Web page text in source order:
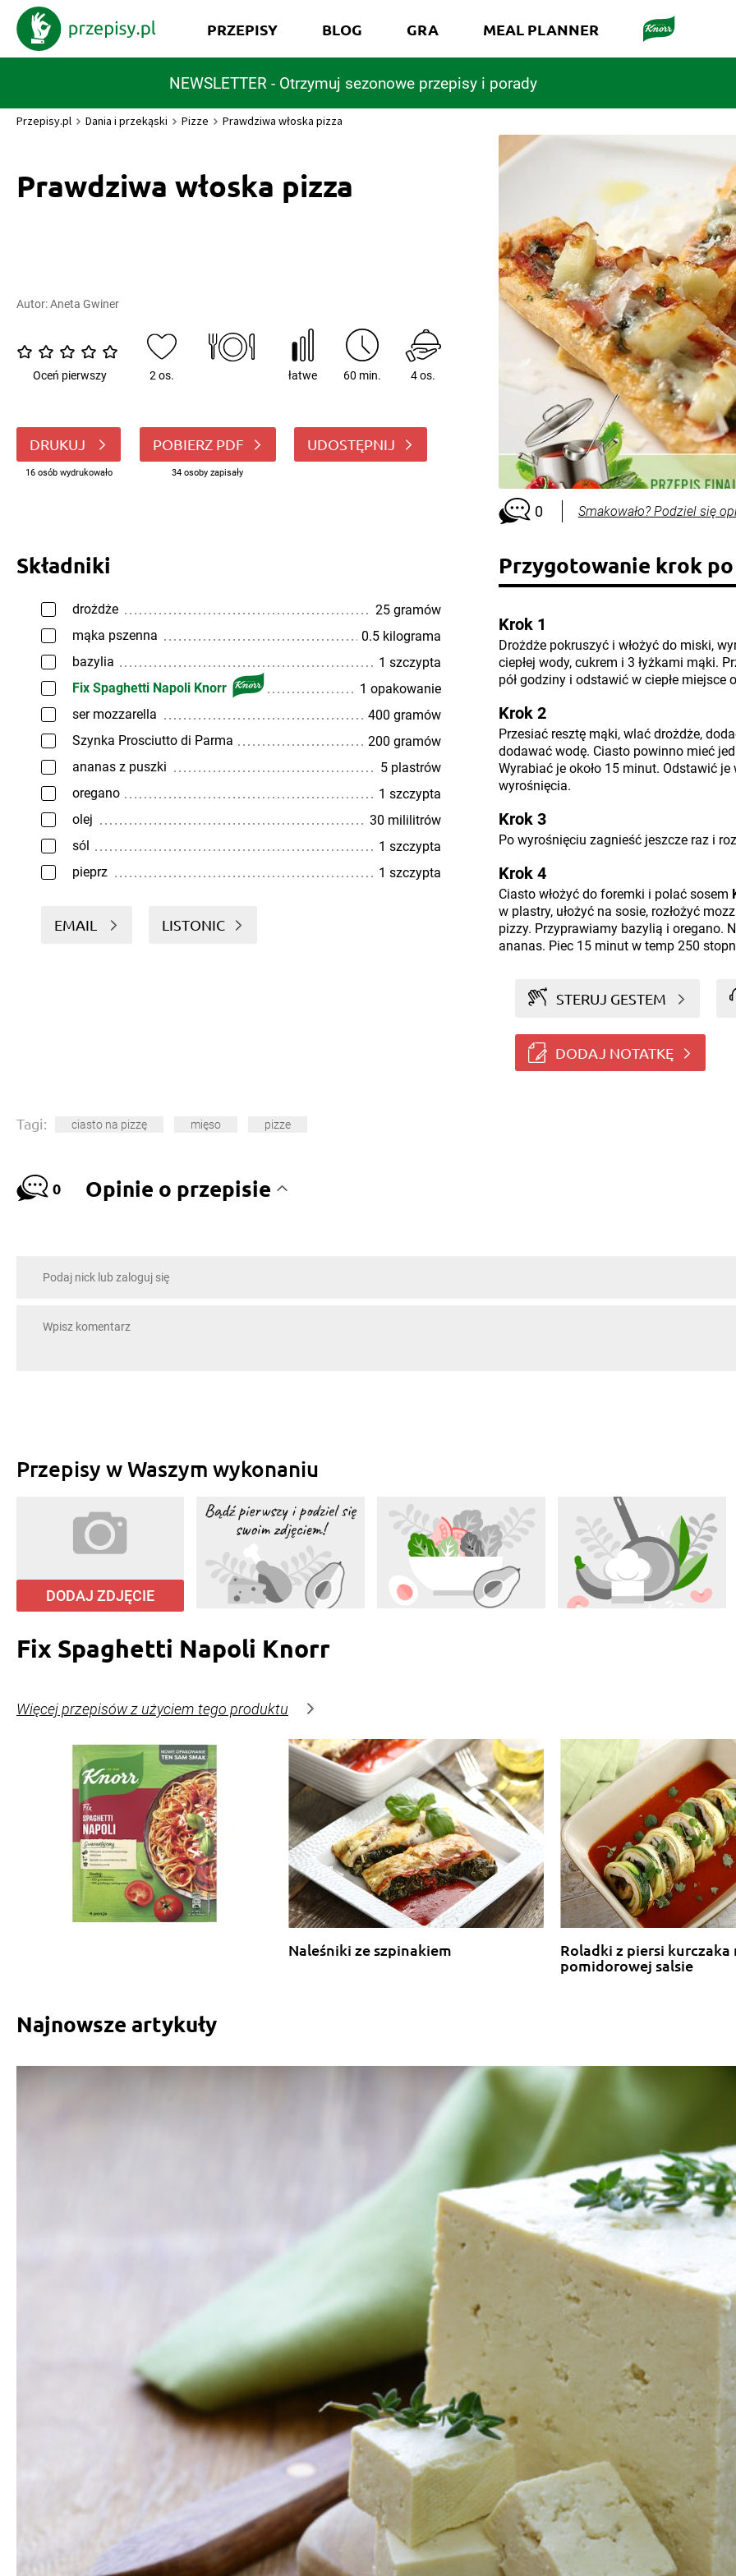
NEWSLETTER - Otrzymuj sezonowe przepisy i porady
PRZEPISY BLOG GRA MEAL PLANNER
Przepisy.pl Dania i przekąski Pizze Prawdziwa włoska pizza
Prawdziwa włoska pizza
Autor:Aneta Gwiner
Oceń pierwszy 2 os. łatwe 60 min. 4 os.
DRUKUJ
16 osób wydrukowało
POBIERZ PDF
34 osoby zapisały
UDOSTĘPNIJ
0 Smakowało? Podziel się
Składniki
drożdże
25 gramów
mąka pszenna
0.5 kilograma
bazylia
1 szczypta
Fix Spaghetti Napoli Knorr
1 opakowanie
ser mozzarella
400 gramów
Szynka Prosciutto di Parma
200 gramów
ananas z puszki
5 plastrów
oregano
1 szczypta
olej
30 mililitrów
sól
1 szczypta
pieprz
1 szczypta
EMAIL LISTONIC
Przygotowanie krok
Krok 1
Drożdże pokruszyć i włożyć do miski,
ciepłej wody, cukrem i 3 łyżkami mąki.
pół godziny i odstawić w ciepłe miejsce
Krok 2
Przesiać resztę mąki, wlać drożdże,
dodawać wodę. Ciasto powinno mieć
Wyrabiać je około 15 minut. Odstawić je
wyrośnięcia.
Krok 3
Po wyrośnięciu zagnieść jeszcze raz i
Krok 4
Ciasto włożyć do foremki i polać sosem
w plastry, ułożyć na sosie, rozłożyć
pizzy. Przyprawiamy bazylią i oregano.
ananas. Piec 15 minut w temp 250
STERUJ GESTEM
DODAJ NOTATKĘ
Tagi: ciasto na pizzę mięso pizze
0 Opinie o przepisie
Przepisy w Waszym wykonaniu
DODAJ ZDJĘCIE
Fix Spaghetti Napoli Knorr
Więcej przepisów z użyciem tego produktu
Naleśniki ze szpinakiem
Roladki z piersi kurczaka
pomidorowej salsie
Najnowsze artykuły